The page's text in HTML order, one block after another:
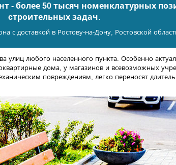
- более 50 тысяч номенклатурных
cтроительных задач.
с доставкой в Ростову-на-Дону, Ростовской
улиц любого населенного пункта. Особенно
дома, у магазинов и всевозможных
повреждениям, легко переносят